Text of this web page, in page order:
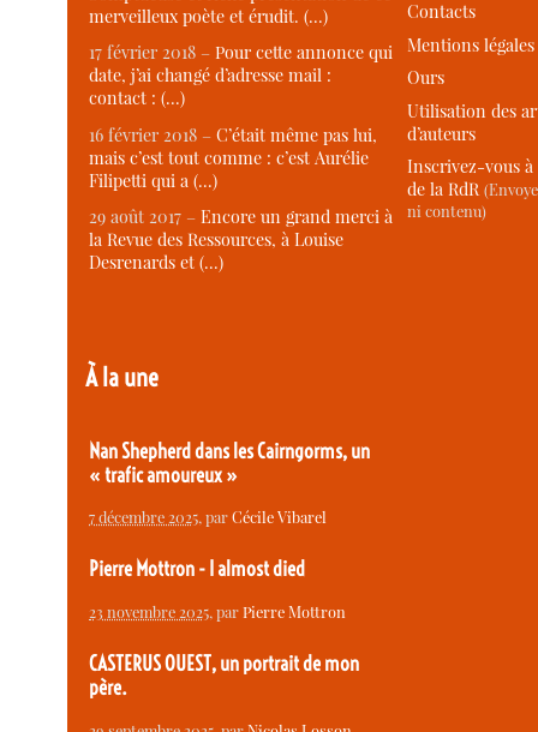
merveilleux poète et érudit. (…)
17 février 2018 –Pour cette annonce qui
date, j’ai changé d’adresse mail :
contact : (…)
16 février 2018 –C’était même pas lui,
mais c’est tout comme : c’est Aurélie
Filipetti qui a (…)
29 août 2017 –Encore un grand merci à
la Revue des Ressources, à Louise
Desrenards et (…)
À la une
Nan Shepherd dans les Cairngorms, un
« trafic amoureux »
7 décembre 2025, parCécile Vibarel
Pierre Mottron - I almost died
23 novembre 2025, parPierre Mottron
CASTERUS OUEST, un portrait de mon
père.
Contacts
Mentions légales
Ours
Utilisation des
d’auteurs
Inscrivez-vous
de la RdR
ni contenu)